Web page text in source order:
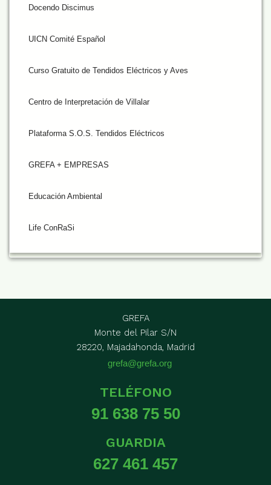
Docendo Discimus
UICN Comité Español
Curso Gratuito de Tendidos Eléctricos y Aves
Centro de Interpretación de Villalar
Plataforma S.O.S. Tendidos Eléctricos
GREFA + EMPRESAS
Educación Ambiental
Life ConRaSi
GREFA
Monte del Pilar S/N
28220, Majadahonda, Madrid
grefa@grefa.org
TELÉFONO
91 638 75 50
GUARDIA
627 461 457